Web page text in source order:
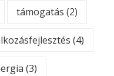
támogatás (2)
(4)
(3)